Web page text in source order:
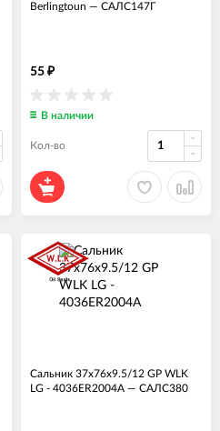
Berlingtoun — САЛС147Г
55 ₽
В наличии
Кол-во
Сальник 37x76x9.5/12 GP WLK
LG - 4036ER2004A — САЛС380